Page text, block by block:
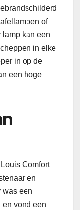
of
lamp kan een
in elke
in op de
een hoge
Comfort
en
was een
en vond een